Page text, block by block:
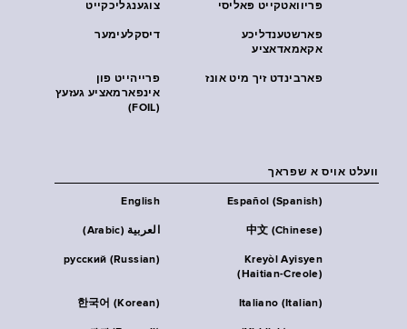
צוגענגליכקייט פּריוואטקייט פּאליסי
דיסקלעימער
פארשטענדליכע
אקאמאדאציע
פרייהייט פון
אינפארמאציע געזעץ
(FOIL)
פארבינדט זיך מיט אונז
וועלט אויס א שפראך
English Español (Spanish)
العربية (Arabic) 中文 (Chinese)
русский (Russian)
Kreyòl Ayisyen
(Haitian-Creole)
한국어 (Korean) Italiano (Italian)